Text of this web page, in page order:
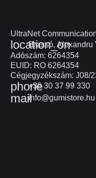
UltraNet
location_on
Brassó, Alexandru
Adószám: 6264354
EUID: RO 6264354
Cégjegyzékszám: J08/
phone+36 30 37 99 330
mailinfo@gumistore.hu